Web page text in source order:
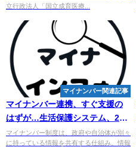
立行政法人「国立成育医療...
マイナンバー関連記事
マイナンバー連携、すぐ支援の
はずが…生活保護システム、2割
未利用 - au Webポータル
マイナンバー制度は、政府や自治体が別々
に持っている情報を共有する仕組み。情報